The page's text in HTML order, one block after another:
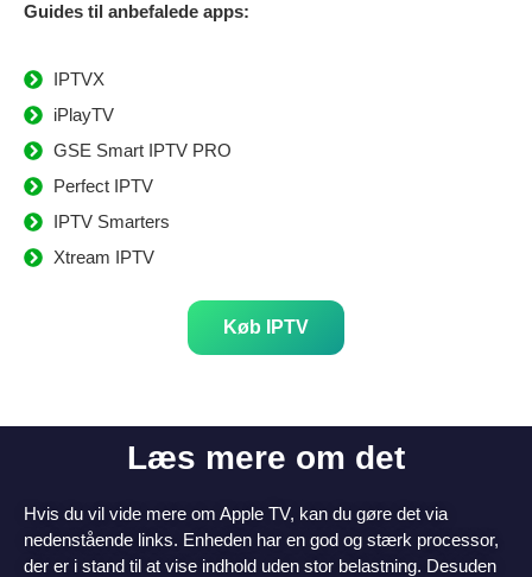
Guides til anbefalede apps:
IPTVX
iPlayTV
GSE Smart IPTV PRO
Perfect IPTV
IPTV Smarters
Xtream IPTV
Køb IPTV
Læs mere om det
Hvis du vil vide mere om Apple TV, kan du gøre det via
nedenstående links. Enheden har en god og stærk processor,
der er i stand til at vise indhold uden stor belastning. Desuden